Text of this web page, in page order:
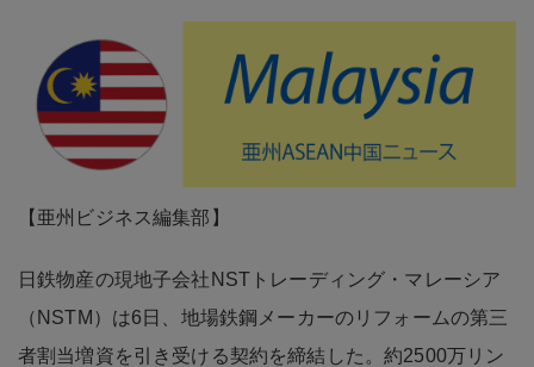
【亜州ビジネス編集部】
日鉄物産の現地子会社NSTトレーディング・マレーシア
（NSTM）は6日、地場鉄鋼メーカーのリフォームの第三
者割当増資を引き受ける契約を締結した。約2500万リン